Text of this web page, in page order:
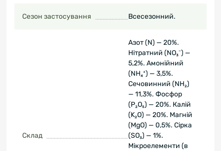
Сезон застосування Всесезонний.
Склад
Азот (N) — 20%.
Нітратний (NO₃⁻) —
5,2%. Амонійний
(NH₄⁺) — 3,5%.
Сечовинний (NH₂)
— 11,3%. Фосфор
(P₂O₅) — 20%. Калій
(K₂O) — 20%. Магній
(MgO) — 0,5%. Сірка
(SO₃) — 1%.
Мікроелементи (в